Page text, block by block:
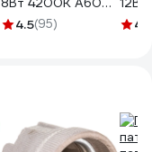
600Лм G-E27-8-
4.5(95) 4.5